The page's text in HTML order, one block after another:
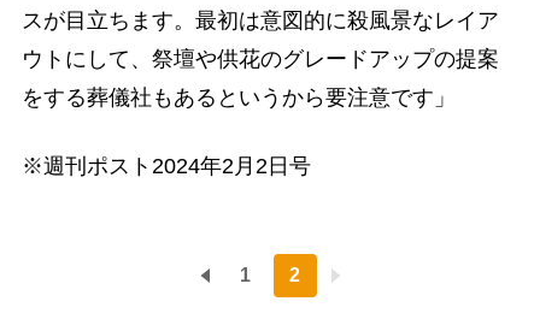
スが目立ちます。最初は意図的に殺風景なレイア
ウトにして、祭壇や供花のグレードアップの提案
をする葬儀社もあるというから要注意です」
※週刊ポスト2024年2月2日号
1 2